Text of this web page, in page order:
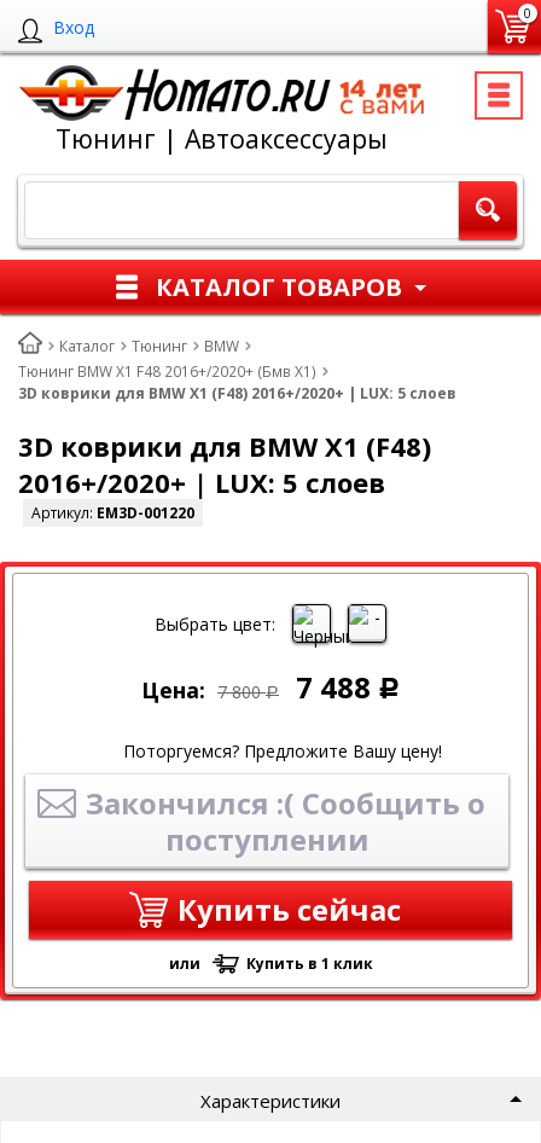
Вход
0
Тюнинг | Автоаксессуары
КАТАЛОГ ТОВАРОВ
Каталог Тюнинг
BMW
Тюнинг BMW X1 F48 2016+/2020+ (Бмв Х1)
3D коврики для BMW X1 (F48) 2016+/2020+ | LUX: 5 слоев
3D коврики для BMW X1 (F48)
2016+/2020+ | LUX: 5 слоев
Артикул: EM3D-001220
СКИДКА
Выбрать цвет:
Цена: 7 800 Р 7 488 Р
Поторгуемся? Предложите Вашу цену!
Закончился :( Сообщить о
поступлении
Купить сейчас
или Купить в 1 клик
Характеристики